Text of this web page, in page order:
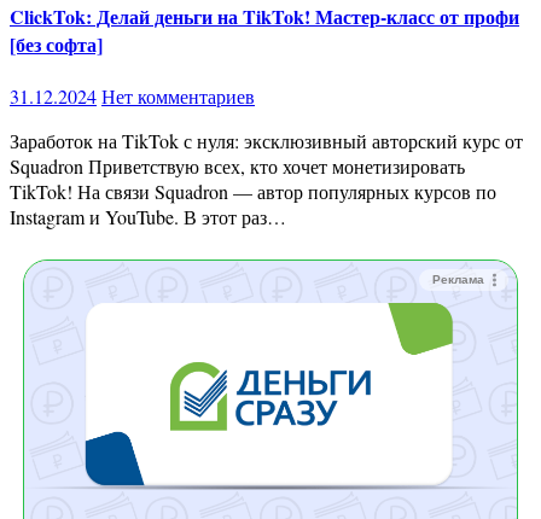
ClickTok: Делай деньги на TikTok! Мастер-класс от профи
[без софта]
31.12.2024Нет комментариев
Заработок на TikTok с нуля: эксклюзивный авторский курс от
Squadron Приветствую всех, кто хочет монетизировать
TikTok! На связи Squadron — автор популярных курсов по
Instagram и YouTube. В этот раз…
Реклама